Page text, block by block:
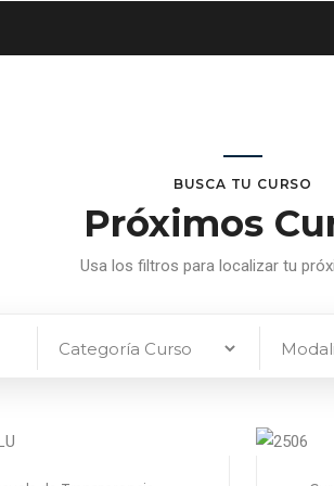
BUSCA TU CURSO
Próximos
Usa los filtros para localizar tu